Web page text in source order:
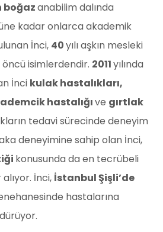
boğazanabilim dalında
kadar onlarca akademik
İnci, 40yılı aşkın mesleki
isimlerdendir. 2011yılında
İnci kulak hastalıkları,
hastalığıve gırtlak
tedavi sürecinde deneyim
deneyimine sahip olan İnci,
konusunda da en tecrübeli
İnci, İstanbul Şişli’de
hastalarına